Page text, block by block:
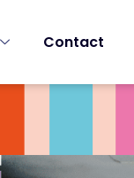
Contact